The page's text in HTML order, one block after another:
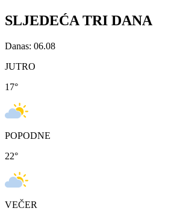
SLJEDEĆA TRI DANA
Danas: 06.08
JUTRO
17°
POPODNE
22°
VEČER